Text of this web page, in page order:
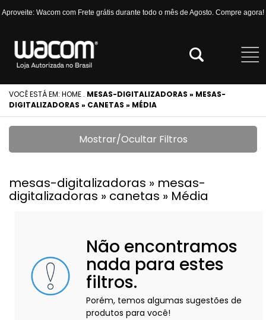
Aproveite: Wacom com Frete grátis durante todo o mês de Agosto. Compre agora!
VOCÊ ESTÁ EM: HOME . MESAS-DIGITALIZADORAS » MESAS-
DIGITALIZADORAS » CANETAS » MÉDIA
Mostrar/Ocultar Filtros
mesas-digitalizadoras » mesas-
digitalizadoras » canetas » Média
Não encontramos
nada para estes
filtros.
Porém, temos algumas sugestões de
produtos para você!